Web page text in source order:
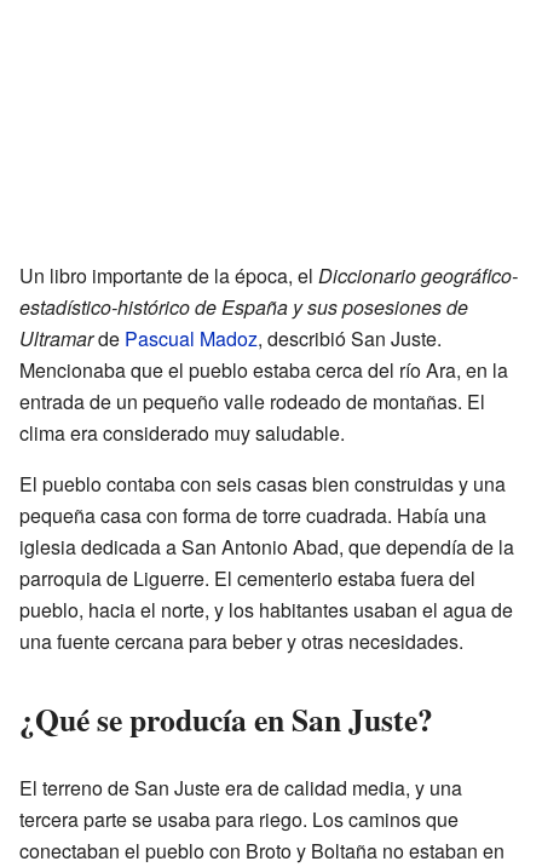
Un libro importante de la época, el Diccionario geográfico-
estadístico-histórico de España y sus posesiones de
Ultramarde Pascual Madoz, describió San Juste.
Mencionaba que el pueblo estaba cerca del río Ara, en la
entrada de un pequeño valle rodeado de montañas. El
clima era considerado muy saludable.
El pueblo contaba con seis casas bien construidas y una
pequeña casa con forma de torre cuadrada. Había una
iglesia dedicada a San Antonio Abad, que dependía de la
parroquia de Liguerre. El cementerio estaba fuera del
pueblo, hacia el norte, y los habitantes usaban el agua de
una fuente cercana para beber y otras necesidades.
¿Qué se producía en San Juste?
El terreno de San Juste era de calidad media, y una
tercera parte se usaba para riego. Los caminos que
conectaban el pueblo con Broto y Boltaña no estaban en